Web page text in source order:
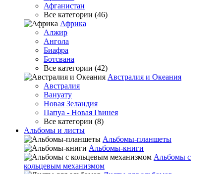
Афганистан
Все категории (46)
Африка
Алжир
Ангола
Биафра
Ботсвана
Все категории (42)
Австралия и Океания
Австралия
Вануату
Новая Зеландия
Папуа - Новая Гвинея
Все категории (8)
Альбомы и листы
Альбомы-планшеты
Альбомы-книги
Альбомы с
кольцевым механизмом